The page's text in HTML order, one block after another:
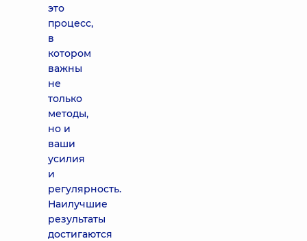
это
процесс,
в
котором
важны
не
только
методы,
но и
ваши
усилия
и
регулярность.
Наилучшие
результаты
достигаются